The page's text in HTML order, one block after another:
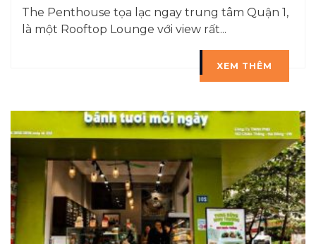
The Penthouse tọa lạc ngay trung tâm Quận 1,
là một Rooftop Lounge với view rất...
XEM THÊM